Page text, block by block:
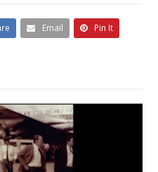
Email Pin It